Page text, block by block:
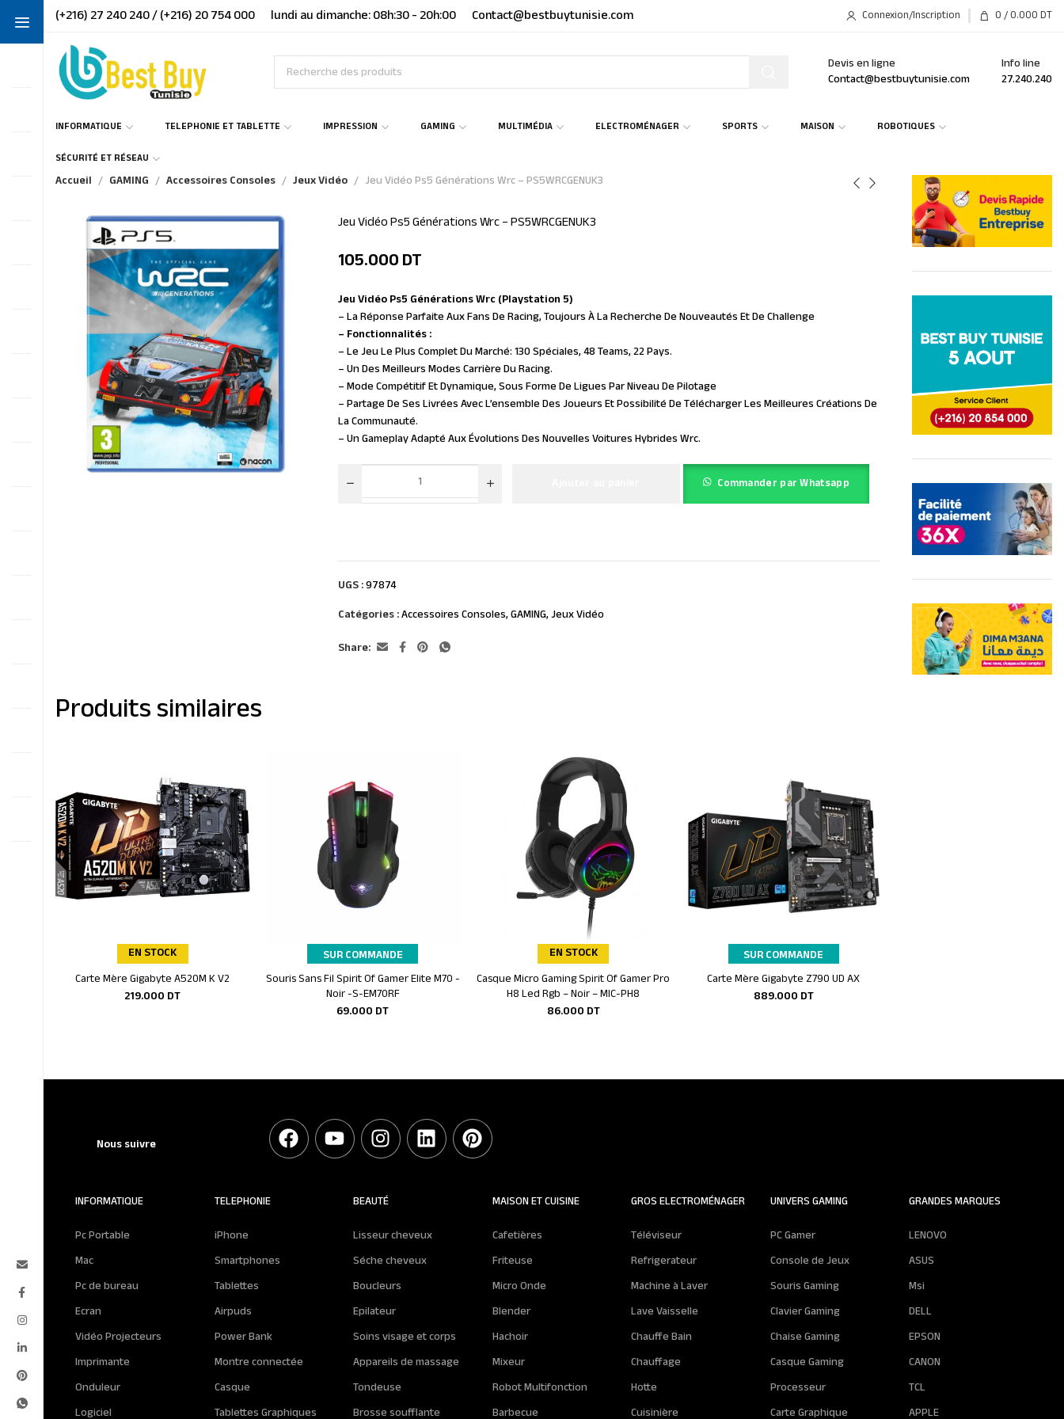
(+216) 27 240 240 / (+216) 20 754 000 lundi au dimanche: 08h:30 - 20h:00 Contact@bestbuytunisie.com Connexion/Inscription 0 / 0.000 DT
Devis en ligne
Contact@bestbuytunisie.com
Info line
27.240.240
INFORMATIQUE TELEPHONIE ET TABLETTE IMPRESSION GAMING MULTIMÉDIA ELECTROMÉNAGER SPORTS MAISON
ROBOTIQUES
SÉCURITÉ ET RÉSEAU
Accueil GAMING Accessoires Consoles Jeux Vidéo Jeu Vidéo Ps5 Générations Wrc – PS5WRCGENUK3
Jeu Vidéo Ps5 Générations Wrc – PS5WRCGENUK3
105.000DT
Jeu Vidéo Ps5 Générations Wrc (Playstation 5)
– La Réponse Parfaite Aux Fans De Racing, Toujours À La Recherche De Nouveautés Et De Challenge
– Fonctionnalités :
– Le Jeu Le Plus Complet Du Marché: 130 Spéciales, 48 Teams, 22 Pays.
– Un Des Meilleurs Modes Carrière Du Racing.
– Mode Compétitif Et Dynamique, Sous Forme De Ligues Par Niveau De Pilotage
– Partage De Ses Livrées Avec L’ensemble Des Joueurs Et Possibilité De Télécharger Les Meilleures Créations De
La Communauté.
– Un Gameplay Adapté Aux Évolutions Des Nouvelles Voitures Hybrides Wrc.
Commander par Whatsapp
UGS :97874
Catégories :Accessoires Consoles,GAMING,Jeux Vidéo
Share:
Produits similaires
EN STOCK
Ajouter au panier
Carte Mère Gigabyte A520M K V2
219.000 DT
SUR COMMANDE
Ajouter au panier
Souris Sans Fil Spirit Of Gamer Elite M70 -
Noir -S-EM70RF
69.000 DT
EN STOCK
Ajouter au panier
Casque Micro Gaming Spirit Of Gamer Pro
H8 Led Rgb – Noir – MIC-PH8
86.000 DT
SUR COMMANDE
Ajouter au panier
Carte Mère Gigabyte Z790 UD AX
889.000 DT
Nous suivre
INFORMATIQUE
Pc Portable
Mac
Pc de bureau
Ecran
Vidéo Projecteurs
Imprimante
Onduleur
Logiciel
TELEPHONIE
iPhone
Smartphones
Tablettes
Airpuds
Power Bank
Montre connectée
Casque
Tablettes Graphiques
BEAUTÉ
Lisseur cheveux
Séche cheveux
Boucleurs
Epilateur
Soins visage et corps
Appareils de massage
Tondeuse
Brosse soufflante
MAISON ET CUISINE
Cafetières
Friteuse
Micro Onde
Blender
Hachoir
Mixeur
Robot Multifonction
Barbecue
GROS ELECTROMÉNAGER
Téléviseur
Refrigerateur
Machine à Laver
Lave Vaisselle
Chauffe Bain
Chauffage
Hotte
Cuisinière
UNIVERS GAMING
PC Gamer
Console de Jeux
Souris Gaming
Clavier Gaming
Chaise Gaming
Casque Gaming
Processeur
Carte Graphique
GRANDES MARQUES
LENOVO
ASUS
Msi
DELL
EPSON
CANON
TCL
APPLE